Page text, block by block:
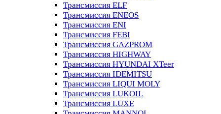
Трансмиссия ELF
Трансмиссия ENEOS
Трансмиссия ENI
Трансмиссия FEBI
Трансмиссия GAZPROM
Трансмиссия HIGHWAY
Трансмиссия HYUNDAI XTeer
Трансмиссия IDEMITSU
Трансмиссия LIQUI MOLY
Трансмиссия LUKOIL
Трансмиссия LUXE